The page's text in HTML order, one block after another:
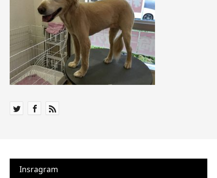
Insragram